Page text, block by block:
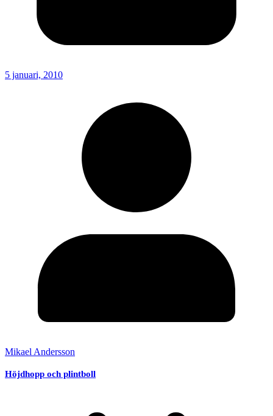
5 januari, 2010
Mikael Andersson
Höjdhopp och plintboll